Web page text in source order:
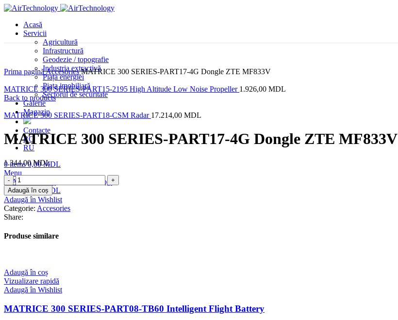
Acasă
Servicii
Agricultură
Infrastructură
Geodezie / topografie
Industria extractivă
Piața energiei
Piața imobiliară
Sectorul de securitate
Galerie
Magazin
Contacte
RO
RU
0items 0,00MDL
Menu
0items 0,00MDL
Prima paginăAccesoriesMATRICE 300 SERIES-PART17-4G Dongle ZTE MF833V
MATRICE 300 SERIES-PART15-2195 High Altitude Low Noise Propeller 1.926,00 MDL
Back to products
MATRICE 300 SERIES-PART18-CSM Radar 17.214,00 MDL
MATRICE 300 SERIES-PART17-4G Dongle ZTE MF833V
1.344,00MDL
Cantitate
MATRICE
300
SERIES-
PART17-
4G
Dongle
ZTE
Adaugă în coș
Adaugă în Wishlist
Categorie: Accesories
Share:
Produse similare
Adaugă în coș
Vizualizare rapidă
Adaugă în Wishlist
MATRICE 300 SERIES-PART08-TB60 Intelligent Flight Battery